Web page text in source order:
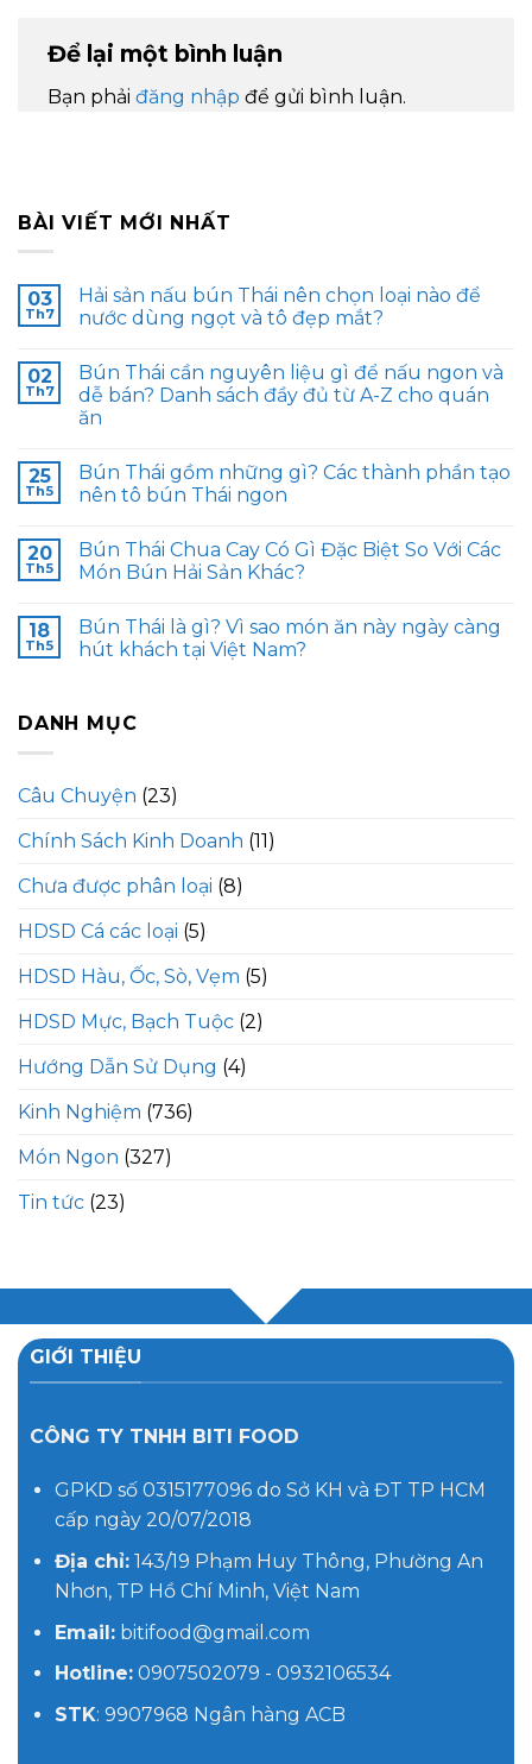
Để lại một bình luận
Bạn phải đăng nhập để gửi bình luận.
BÀI VIẾT MỚI NHẤT
03
Th7
Hải sản nấu bún Thái nên chọn loại nào để
nước dùng ngọt và tô đẹp mắt?
02
Th7
Bún Thái cần nguyên liệu gì để nấu ngon và
dễ bán? Danh sách đầy đủ từ A-Z cho quán
ăn
25
Th5
Bún Thái gồm những gì? Các thành phần tạo
nên tô bún Thái ngon
20
Th5
Bún Thái Chua Cay Có Gì Đặc Biệt So Với Các
Món Bún Hải Sản Khác?
18
Th5
Bún Thái là gì? Vì sao món ăn này ngày càng
hút khách tại Việt Nam?
DANH MỤC
Câu Chuyện (23)
Chính Sách Kinh Doanh (11)
Chưa được phân loại (8)
HDSD Cá các loại (5)
HDSD Hàu, Ốc, Sò, Vẹm (5)
HDSD Mực, Bạch Tuộc (2)
Hướng Dẫn Sử Dụng (4)
Kinh Nghiệm (736)
Món Ngon (327)
Tin tức (23)
GIỚI THIỆU
CÔNG TY TNHH BITI FOOD
GPKD số 0315177096 do Sở KH và ĐT TP HCM
cấp ngày 20/07/2018
Địa chỉ:143/19 Phạm Huy Thông, Phường An
Nhơn, TP Hồ Chí Minh, Việt Nam
Email:bitifood@gmail.com
Hotline:0907502079 - 0932106534
STK: 9907968 Ngân hàng ACB